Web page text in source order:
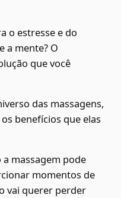
o estresse e do
a mente? O
que você
das massagens,
benefícios que elas
massagem pode
momentos de
vai querer perder